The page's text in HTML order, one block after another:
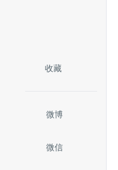
收藏
微博
微信